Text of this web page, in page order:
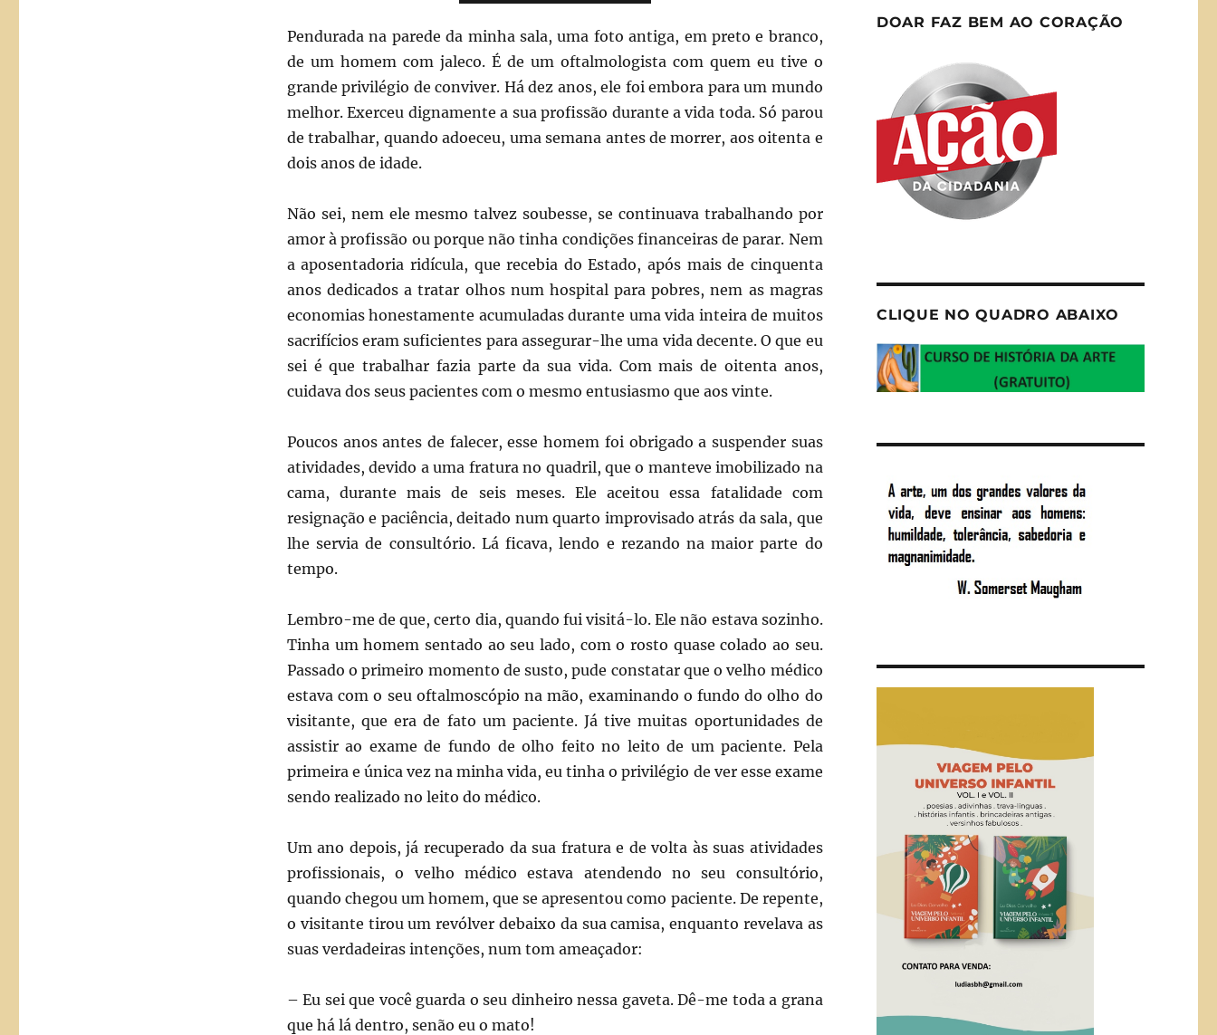
Pendurada na parede da minha sala, uma foto antiga, em preto e branco,
de um homem com jaleco. É de um oftalmologista com quem eu tive o
grande privilégio de conviver. Há dez anos, ele foi embora para um mundo
melhor. Exerceu dignamente a sua profissão durante a vida toda. Só parou
de trabalhar, quando adoeceu, uma semana antes de morrer, aos oitenta e
dois anos de idade.
Não sei, nem ele mesmo talvez soubesse, se continuava trabalhando por
amor à profissão ou porque não tinha condições financeiras de parar. Nem
a aposentadoria ridícula, que recebia do Estado, após mais de cinquenta
anos dedicados a tratar olhos num hospital para pobres, nem as magras
economias honestamente acumuladas durante uma vida inteira de muitos
sacrifícios eram suficientes para assegurar-lhe uma vida decente. O que eu
sei é que trabalhar fazia parte da sua vida. Com mais de oitenta anos,
cuidava dos seus pacientes com o mesmo entusiasmo que aos vinte.
Poucos anos antes de falecer, esse homem foi obrigado a suspender suas
atividades, devido a uma fratura no quadril, que o manteve imobilizado na
cama, durante mais de seis meses. Ele aceitou essa fatalidade com
resignação e paciência, deitado num quarto improvisado atrás da sala, que
lhe servia de consultório. Lá ficava, lendo e rezando na maior parte do
tempo.
Lembro-me de que, certo dia, quando fui visitá-lo. Ele não estava sozinho.
Tinha um homem sentado ao seu lado, com o rosto quase colado ao seu.
Passado o primeiro momento de susto, pude constatar que o velho médico
estava com o seu oftalmoscópio na mão, examinando o fundo do olho do
visitante, que era de fato um paciente. Já tive muitas oportunidades de
assistir ao exame de fundo de olho feito no leito de um paciente. Pela
primeira e única vez na minha vida, eu tinha o privilégio de ver esse exame
sendo realizado no leito do médico.
Um ano depois, já recuperado da sua fratura e de volta às suas atividades
profissionais, o velho médico estava atendendo no seu consultório,
quando chegou um homem, que se apresentou como paciente. De repente,
o visitante tirou um revólver debaixo da sua camisa, enquanto revelava as
suas verdadeiras intenções, num tom ameaçador:
– Eu sei que você guarda o seu dinheiro nessa gaveta. Dê-me toda a grana
que há lá dentro, senão eu o mato!
DOAR FAZ BEM AO CORAÇÃO
CLIQUE NO QUADRO ABAIXO